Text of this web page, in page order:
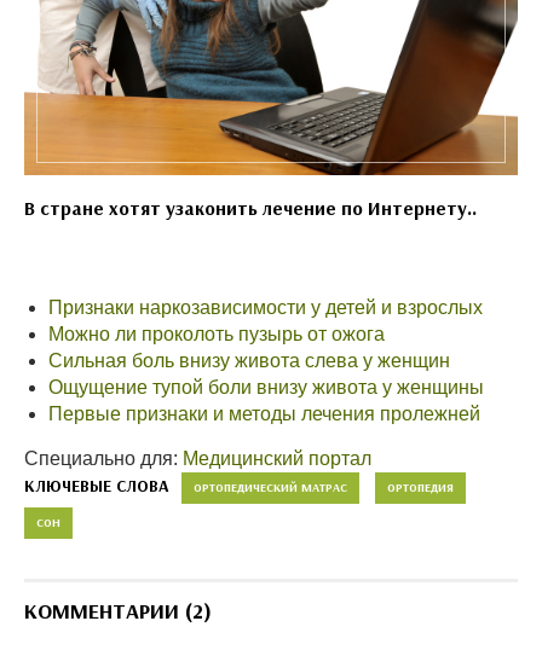
В стране хотят узаконить лечение по Интернету..
Признаки наркозависимости у детей и взрослых
Можно ли проколоть пузырь от ожога
Сильная боль внизу живота слева у женщин
Ощущение тупой боли внизу живота у женщины
Первые признаки и методы лечения пролежней
Специально для: Медицинский портал
КЛЮЧЕВЫЕ СЛОВА ОРТОПЕДИЧЕСКИЙ МАТРАС ОРТОПЕДИЯ
СОН
КОММЕНТАРИИ (2)